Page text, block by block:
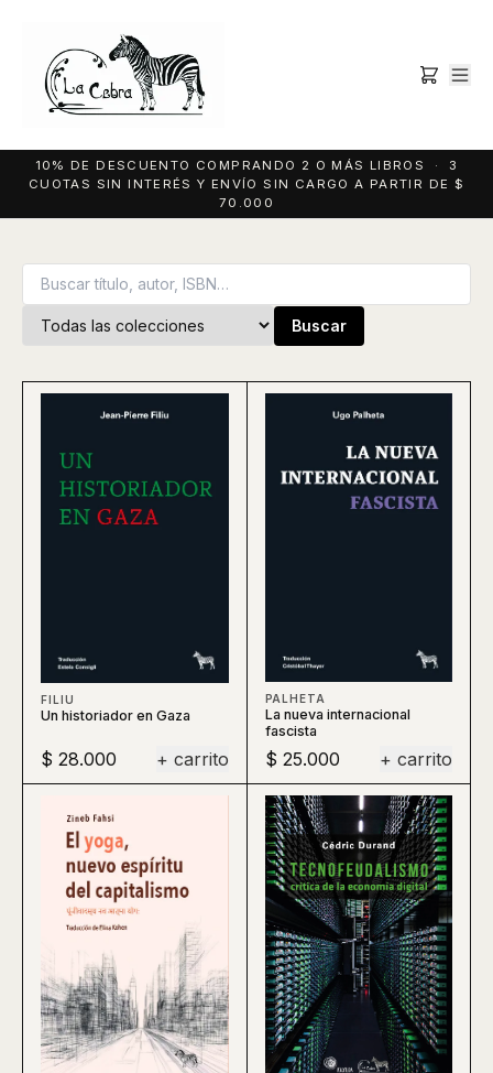
10% DE DESCUENTO COMPRANDO 2 O MÁS LIBROS · 3
CUOTAS SIN INTERÉS Y ENVÍO SIN CARGO A PARTIR DE $
70.000
Buscar
FILIU
Un historiador en Gaza
$ 28.000 + carrito
PALHETA
La nueva internacional
fascista
$ 25.000 + carrito